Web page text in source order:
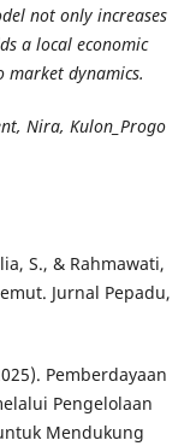
not only increases
a local economic
market dynamics.
Nira, Kulon_Progo
S., & Rahmawati,
Jurnal Pepadu,
Pemberdayaan
Pengelolaan
Mendukung